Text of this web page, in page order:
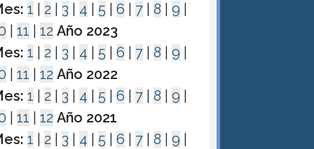
1 2 3 4 5 |6 7 |8 |9
|11 |12 Año 2023
1 2 3 4 5 |6 7 |8 |9
|11 |12 Año 2022
1 2 3 4 5 |6 7 |8 |9
|11 |12 Año 2021
1 2 3 4 5 |6 7 |8 |9